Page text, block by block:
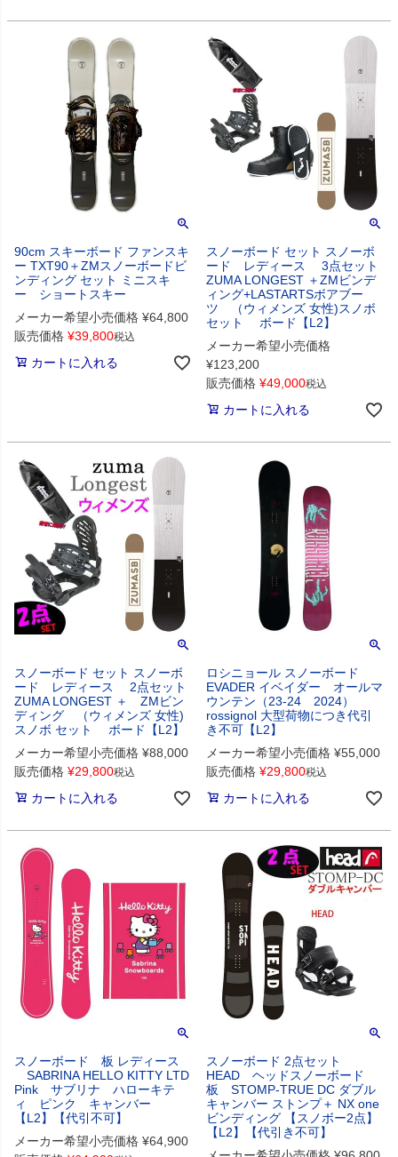
90cm スキーボード ファンスキ
ー TXT90＋ZMスノーボードビ
ンディング セット ミニスキ
ー ショートスキー
メーカー希望小売価格 ¥64,800
販売価格 ¥39,800税込
カートに入れる
スノーボード セット スノーボ
ード レディース 3点セット
ZUMA LONGEST ＋ZMビンデ
ィング+LASTARTSボアブー
ツ （ウィメンズ 女性)スノボ
セット ボード【L2】
メーカー希望小売価格
¥123,200
販売価格 ¥49,000税込
カートに入れる
スノーボード セット スノーボ
ード レディース 2点セット
ZUMA LONGEST ＋ ZMビン
ディング （ウィメンズ 女性)
スノボ セット ボード【L2】
メーカー希望小売価格 ¥88,000
販売価格 ¥29,800税込
カートに入れる
ロシニョール スノーボード
EVADER イベイダー オールマ
ウンテン（23-24 2024）
rossignol 大型荷物につき代引
き不可【L2】
メーカー希望小売価格 ¥55,000
販売価格 ¥29,800税込
カートに入れる
スノーボード 板 レディース
SABRINA HELLO KITTY LTD
Pink サブリナ ハローキテ
ィ ピンク キャンバー
【L2】【代引不可】
メーカー希望小売価格 ¥64,900
スノーボード 2点セット
HEAD ヘッドスノーボード
板 STOMP-TRUE DC ダブル
キャンバー ストンプ＋ NX one
ビンディング 【スノボー2点】
【L2】【代引き不可】